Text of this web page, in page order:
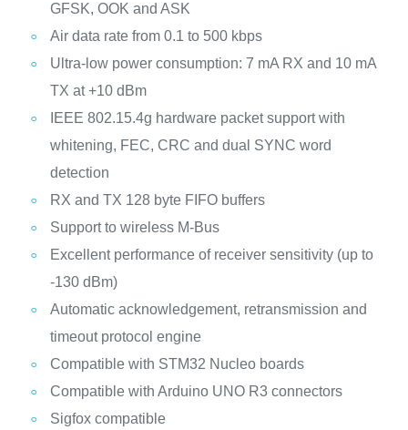
GFSK, OOK and ASK
Air data rate from 0.1 to 500 kbps
Ultra-low power consumption: 7 mA RX and 10 mA
TX at +10 dBm
IEEE 802.15.4g hardware packet support with
whitening, FEC, CRC and dual SYNC word
detection
RX and TX 128 byte FIFO buffers
Support to wireless M-Bus
Excellent performance of receiver sensitivity (up to
-130 dBm)
Automatic acknowledgement, retransmission and
timeout protocol engine
Compatible with STM32 Nucleo boards
Compatible with Arduino UNO R3 connectors
Sigfox compatible